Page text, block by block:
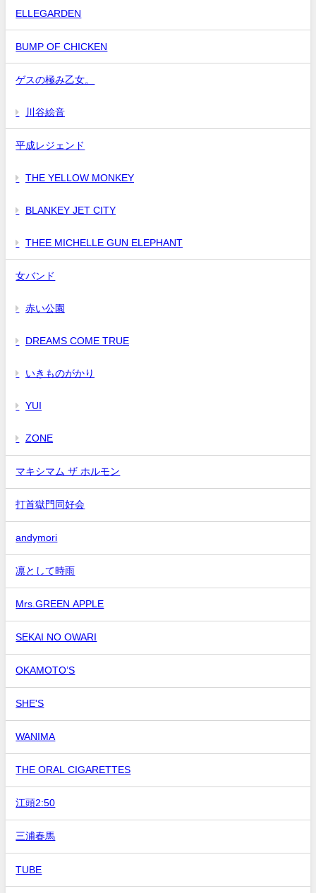
ELLEGARDEN
BUMP OF CHICKEN
ゲスの極み乙女。
川谷絵音
平成レジェンド
THE YELLOW MONKEY
BLANKEY JET CITY
THEE MICHELLE GUN ELEPHANT
女バンド
赤い公園
DREAMS COME TRUE
いきものがかり
YUI
ZONE
マキシマム ザ ホルモン
打首獄門同好会
andymori
凛として時雨
Mrs.GREEN APPLE
SEKAI NO OWARI
OKAMOTO’S
SHE'S
WANIMA
THE ORAL CIGARETTES
江頭2:50
三浦春馬
TUBE